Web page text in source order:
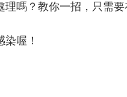
嗎？教你一招，只需
喔！